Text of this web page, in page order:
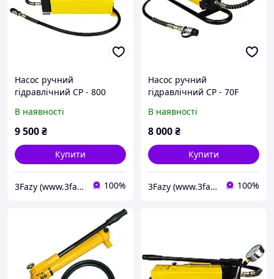
Насос ручний
гідравлічний CP - 800
В наявності
9 500₴
Купити
3Fazy (www.3fazy.com.ua) 100%
Насос ручний
гідравлічний CP - 70F
В наявності
8 000₴
Купити
3Fazy (www.3fazy.com.ua) 100%